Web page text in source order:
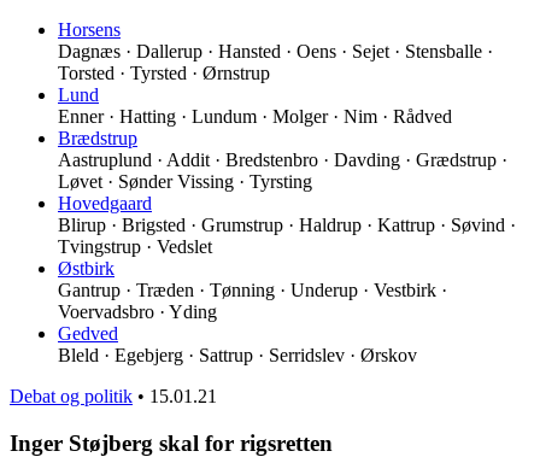
Horsens
Dagnæs · Dallerup · Hansted · Oens · Sejet · Stensballe ·
Torsted · Tyrsted · Ørnstrup
Lund
Enner · Hatting · Lundum · Molger · Nim · Rådved
Brædstrup
Aastruplund · Addit · Bredstenbro · Davding · Grædstrup ·
Løvet · Sønder Vissing · Tyrsting
Hovedgaard
Blirup · Brigsted · Grumstrup · Haldrup · Kattrup · Søvind ·
Tvingstrup · Vedslet
Østbirk
Gantrup · Træden · Tønning · Underup · Vestbirk ·
Voervadsbro · Yding
Gedved
Bleld · Egebjerg · Sattrup · Serridslev · Ørskov
Debat og politik • 15.01.21
Inger Støjberg skal for rigsretten